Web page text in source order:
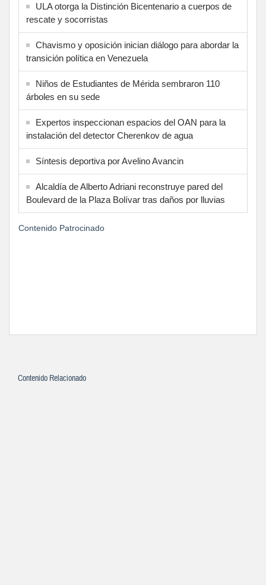
ULA otorga la Distinción Bicentenario a cuerpos de
rescate y socorristas
Chavismo y oposición inician diálogo para abordar la
transición política en Venezuela
Niños de Estudiantes de Mérida sembraron 110
árboles en su sede
Expertos inspeccionan espacios del OAN para la
instalación del detector Cherenkov de agua
Síntesis deportiva por Avelino Avancin
Alcaldía de Alberto Adriani reconstruye pared del
Boulevard de la Plaza Bolívar tras daños por lluvias
Contenido Patrocinado
Contenido Relacionado